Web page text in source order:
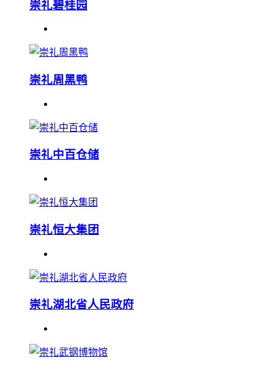
崇礼碧桂园
崇礼周黑鸭
崇礼中百仓储
崇礼恒大集团
崇礼湖北省人民政府